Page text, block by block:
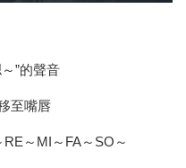
”的聲音
至嘴唇
～MI～FA～SO～